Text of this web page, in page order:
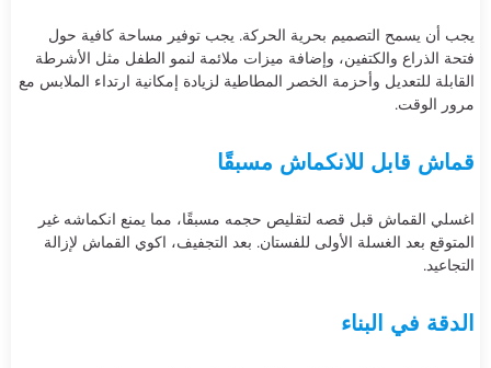
يجب أن يسمح التصميم بحرية الحركة. يجب توفير مساحة كافية حول
فتحة الذراع والكتفين، وإضافة ميزات ملائمة لنمو الطفل مثل الأشرطة
القابلة للتعديل وأحزمة الخصر المطاطية لزيادة إمكانية ارتداء الملابس مع
مرور الوقت.
قماش قابل للانكماش مسبقًا
اغسلي القماش قبل قصه لتقليص حجمه مسبقًا، مما يمنع انكماشه غير
المتوقع بعد الغسلة الأولى للفستان. بعد التجفيف، اكوي القماش لإزالة
التجاعيد.
الدقة في البناء